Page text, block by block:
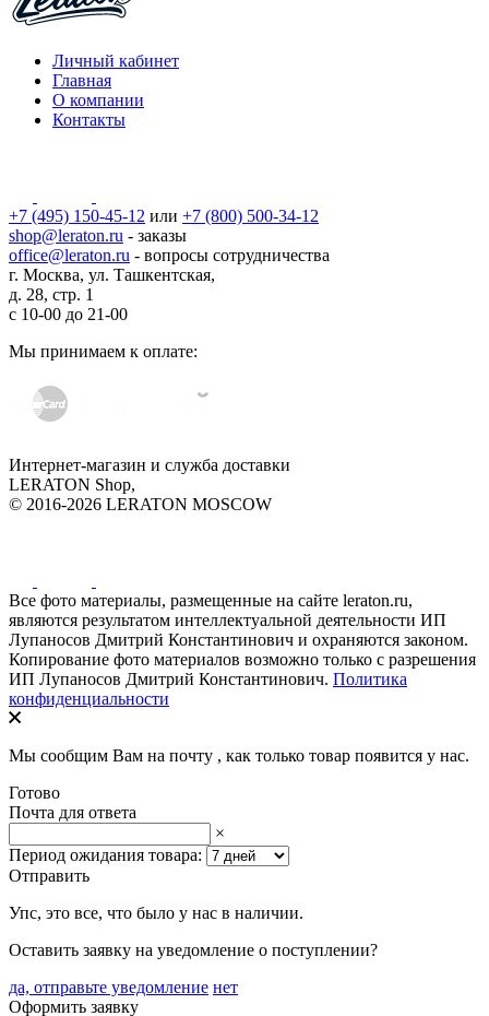
Личный кабинет
Главная
О компании
Контакты
+7 (495) 150-45-12 или +7 (800) 500-34-12
shop@leraton.ru - заказы
office@leraton.ru - вопросы сотрудничества
г. Москва, ул. Ташкентская,
д. 28, стр. 1
с 10-00 до 21-00
Мы принимаем к оплате:
Интернет-магазин и служба доставки
LERATON Shop,
© 2016-2026 LERATON MOSCOW
Все фото материалы, размещенные на сайте leraton.ru,
являются результатом интеллектуальной деятельности ИП
Лупаносов Дмитрий Константинович и охраняются законом.
Копирование фото материалов возможно только с разрешения
ИП Лупаносов Дмитрий Константинович. Политика
конфиденциальности
Мы сообщим Вам на почту , как только товар появится у нас.
Готово
Почта для ответа
×
Период ожидания товара:
Отправить
Упс, это все, что было у нас в наличии.
Оставить заявку на уведомление о поступлении?
да, отправьте уведомление нет
Оформить заявку